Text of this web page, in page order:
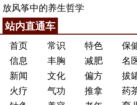
放风筝中的养生哲学
站内直通车
首页 常识 特色 保
信息
丰胸 减肥 名
新闻
文化 偏方 拔
火疗
气功 推拿 药